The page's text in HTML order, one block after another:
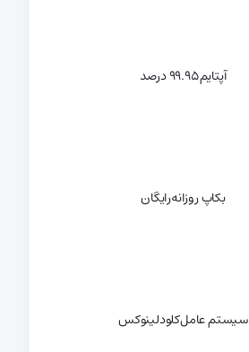
آپتایم99.95 درصد
بکاپ روزانهرایگان
سیستم عاملکلودلینوکس